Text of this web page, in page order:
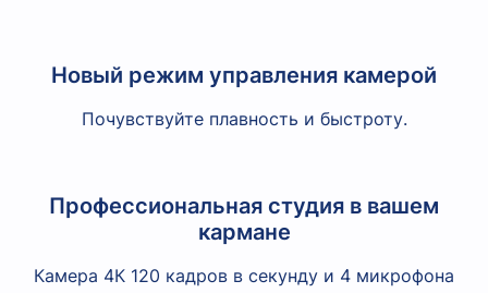
Новый режим управления камерой
Почувствуйте плавность и быстроту.
Профессиональная студия в вашем
кармане
Камера 4К 120 кадров в секунду и 4 микрофона